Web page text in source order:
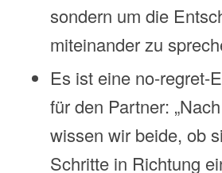
sondern um die
miteinander zu
Es ist eine no-regret-
für den Partner:
wissen wir beide, ob
Schritte in Richtung